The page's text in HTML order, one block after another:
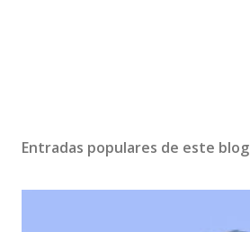
Entradas populares de este blog